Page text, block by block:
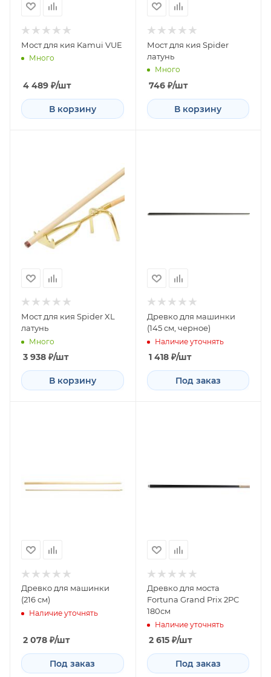
Мост для кия Kamui VUE
Много
4 489 ₽/шт
В корзину
Мост для кия Spider
латунь
Много
746₽/шт
В корзину
Мост для кия Spider XL
латунь
Много
3 938 ₽/шт
В корзину
Древко для машинки
(145 см, черное)
Наличие уточнять
1 418₽/шт
Под заказ
Древко для машинки
(216 см)
Наличие уточнять
2 078 ₽/шт
Под заказ
Древко для моста
Fortuna Grand Prix 2PC
180см
Наличие уточнять
2 615₽/шт
Под заказ